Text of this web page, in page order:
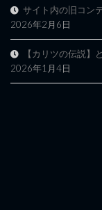
サイト内の旧コン
2026年2月6日
【カリツの伝説
2026年1月4日